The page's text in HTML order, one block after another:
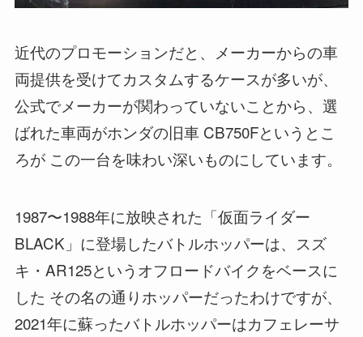
近代のプロモーションだと、メーカーからの車
両提供を受けてカスタムするケースが多いが、
公式でメーカーが関わっていないことから、選
ばれた車両がホンダの旧車 CB750Fというとこ
ろが この一台を味わい深いものにしています。
1987〜1988年に放映された「仮面ライダー
BLACK」に登場したバトルホッパーは、スズ
キ・AR125というオフロードバイクをベースに
した その名の通りホッパーだったわけですが、
2021年に蘇ったバトルホッパーはカフェレーサ